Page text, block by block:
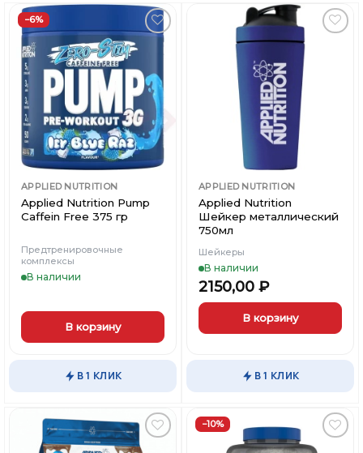
−6%
Добавить
Вишлист
APPLIED NUTRITION
Applied Nutrition Pump
Caffein Free 375 гр
Предтренировочные
комплексы
В наличии
В корзину
В 1 КЛИК
Добавить
Вишлист
APPLIED NUTRITION
Applied Nutrition
Шейкер металлический
750мл
Шейкеры
В наличии
2150,00 ₽
В корзину
В 1 КЛИК
−10%